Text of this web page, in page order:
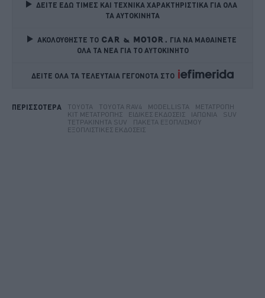
ΔΕΙΤΕ ΕΔΩ ΤΙΜΕΣ ΚΑΙ ΤΕΧΝΙΚΑ ΧΑΡΑΚΤΗΡΙΣΤΙΚΑ ΓΙΑ ΟΛΑ
ΤΑ ΑΥΤΟΚΙΝΗΤΑ
ΑΚΟΛΟΥΘΗΣΤΕ ΤΟ
ΓΙΑ ΝΑ ΜΑΘΑΙΝΕΤΕ
ΟΛΑ ΤΑ ΝΕΑ ΓΙΑ ΤΟ ΑΥΤΟΚΙΝΗΤΟ
ΔΕΙΤΕ ΟΛΑ ΤΑ ΤΕΛΕΥΤΑΙΑ ΓΕΓΟΝΟΤΑ ΣΤΟ
ΠΕΡΙΣΣΟΤΕΡΑ TOYOTA TOYOTA RAV4 MODELLISTA
ΜΕΤΑΤΡΟΠΉ
ΚΙΤ ΜΕΤΑΤΡΟΠΉΣ
ΕΙΔΙΚΈΣ ΕΚΔΌΣΕΙΣ ΙΑΠΩΝΊΑ
SUV
ΤΕΤΡΑΚΊΝΗΤΑ SUV
ΠΑΚΈΤΑ ΕΞΟΠΛΙΣΜΟΎ
ΕΞΟΠΛΙΣΤΙΚΈΣ ΕΚΔΌΣΕΙΣ